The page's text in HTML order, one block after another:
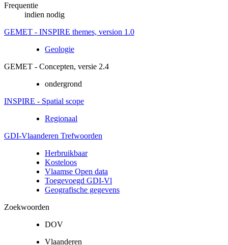
Frequentie
indien nodig
GEMET - INSPIRE themes, version 1.0
Geologie
GEMET - Concepten, versie 2.4
ondergrond
INSPIRE - Spatial scope
Regionaal
GDI-Vlaanderen Trefwoorden
Herbruikbaar
Kosteloos
Vlaamse Open data
Toegevoegd GDI-Vl
Geografische gegevens
Zoekwoorden
DOV
Vlaanderen